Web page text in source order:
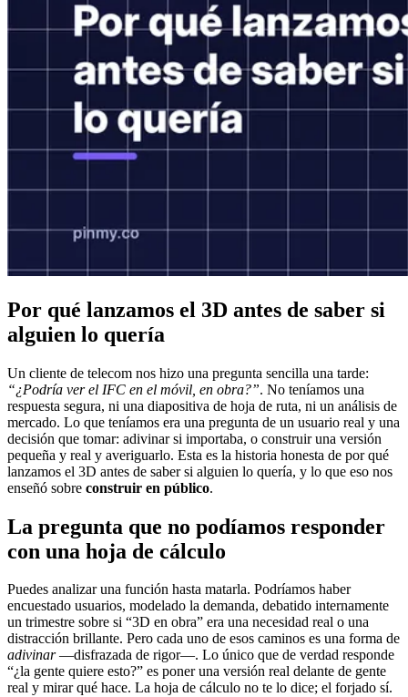
Por qué lanzamos el 3D antes de saber si
alguien lo quería
Un cliente de telecom nos hizo una pregunta sencilla una tarde:
“¿Podría ver el IFC en el móvil, en obra?”. No teníamos una
respuesta segura, ni una diapositiva de hoja de ruta, ni un análisis de
mercado. Lo que teníamos era una pregunta de un usuario real y una
decisión que tomar: adivinar si importaba, o construir una versión
pequeña y real y averiguarlo. Esta es la historia honesta de por qué
lanzamos el 3D antes de saber si alguien lo quería, y lo que eso nos
enseñó sobre construir en público.
La pregunta que no podíamos responder
con una hoja de cálculo
Puedes analizar una función hasta matarla. Podríamos haber
encuestado usuarios, modelado la demanda, debatido internamente
un trimestre sobre si “3D en obra” era una necesidad real o una
distracción brillante. Pero cada uno de esos caminos es una forma de
adivinar—disfrazada de rigor—. Lo único que de verdad responde
“¿la gente quiere esto?” es poner una versión real delante de gente
real y mirar qué hace. La hoja de cálculo no te lo dice; el forjado sí.